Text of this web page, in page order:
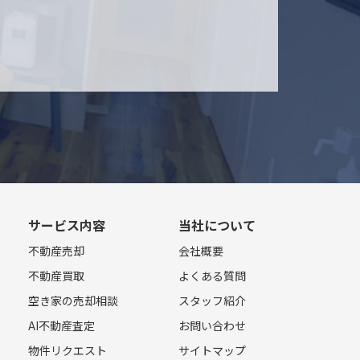
サービス内容
不動産売却
不動産買取
空き家の売却相談
AI不動産査定
物件リクエスト
当社について
会社概要
よくある質問
スタッフ紹介
お問い合わせ
サイトマップ